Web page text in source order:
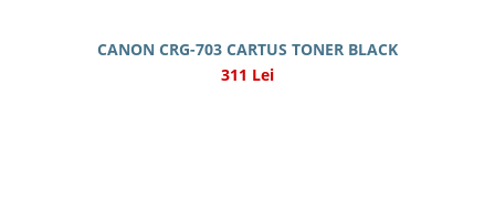
CANON CRG-703 CARTUS TONER BLACK
311 Lei